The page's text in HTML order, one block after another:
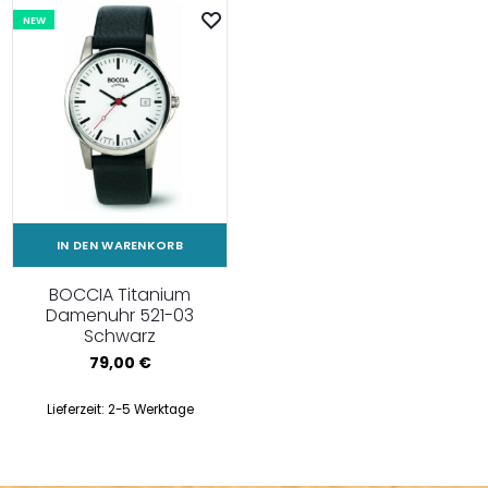
NEW
IN DEN WARENKORB
BOCCIA Titanium
Damenuhr 521-03
Schwarz
79,00 €
Lieferzeit: 2-5 Werktage